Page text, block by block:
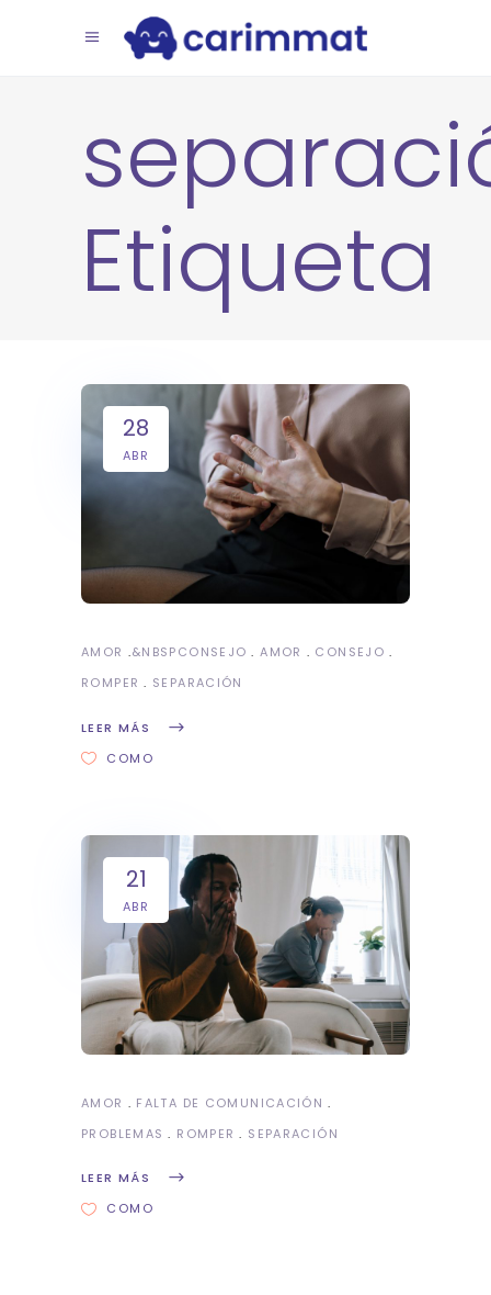
Etiqueta
28
ABR
AMOR &NBSPCONSEJO AMOR
CONSEJO
ROMPER
SEPARACIÓN
LEER MÁS
COMO
21
ABR
AMOR
FALTA DE COMUNICACIÓN
PROBLEMAS
ROMPER SEPARACIÓN
LEER MÁS
COMO